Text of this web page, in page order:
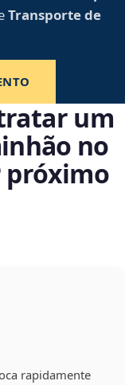
Transporte de
um
no
próximo
rapidamente